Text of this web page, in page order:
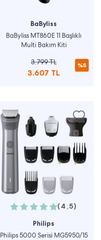
BaByliss
BaByliss MT860E 11 Başlıklı
Multi Bakım Kiti
3.799 TL
3.607 TL
%5
(4,5)
Philips
Philips 5000 Serisi MG5950/15